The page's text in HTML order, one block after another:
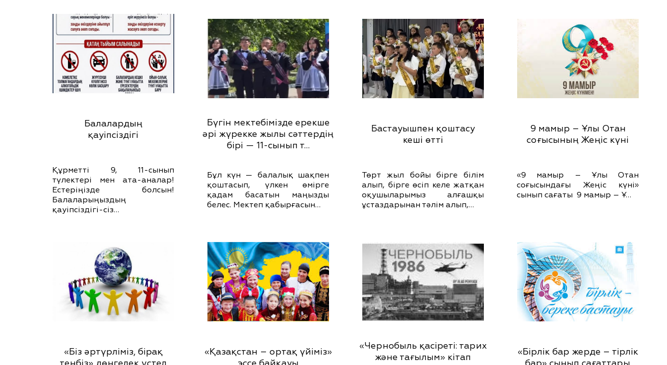
Балалардың
қауіпсіздігі
Құрметті 9, 11-сынып
түлектері мен ата-аналар!
Естеріңізде болсын!
Балаларыңыздың
қауіпсіздігі-сіз…
Бүгін мектебімізде ерекше
әрі жүрекке жылы сәттердің
бірі — 11-сынып т…
Бұл күн — балалық шақпен
қоштасып, үлкен өмірге
қадам басатын маңызды
белес. Мектеп қабырғасын…
Бастауышпен қоштасу
кеші өтті
Төрт жыл бойы бірге білім
алып, бірге өсіп келе жатқан
оқушыларымыз алғашқы
ұстаздарынан тәлім алып,…
9 мамыр – Ұлы Отан
соғысының Жеңіс күні
«9 мамыр – Ұлы Отан
соғысындағы Жеңіс күні»
сынып сағаты 9 мамыр – Ұ…
«Біз әртүрліміз, бірақ
«Қазақстан – ортақ үйіміз»
«Чернобыль қасіреті: тарих
және тағылым» кітап
«Бірлік бар жерде – тірлік